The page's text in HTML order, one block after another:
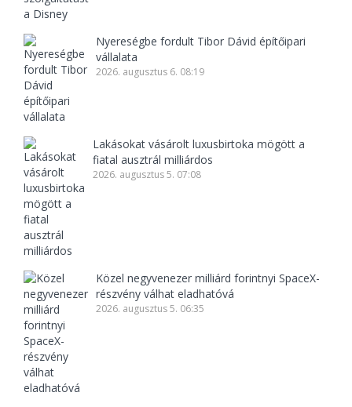
Nyereségbe fordult Tibor Dávid építőipari
vállalata
2026. augusztus 6. 08:19
Lakásokat vásárolt luxusbirtoka mögött a
fiatal ausztrál milliárdos
2026. augusztus 5. 07:08
Közel negyvenezer milliárd forintnyi SpaceX-
részvény válhat eladhatóvá
2026. augusztus 5. 06:35